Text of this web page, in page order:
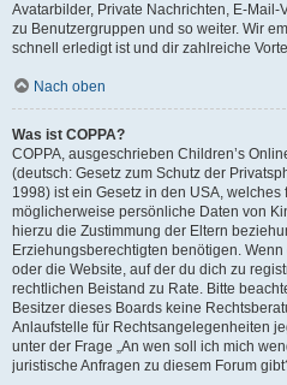
Avatarbilder, Private Nachrichten, E-
zu Benutzergruppen und so weiter. Wir
schnell erledigt ist und dir zahlreiche
Nach oben
Was ist COPPA?
COPPA, ausgeschrieben Children’s
(deutsch: Gesetz zum Schutz der
1998) ist ein Gesetz in den USA, welches
möglicherweise persönliche Daten von
hierzu die Zustimmung der Eltern
Erziehungsberechtigten benötigen.
oder die Website, auf der du dich zu
rechtlichen Beistand zu Rate. Bitte
Besitzer dieses Boards keine
Anlaufstelle für Rechtsangelegenheiten
unter der Frage „An wen soll ich mich
juristische Anfragen zu diesem Forum